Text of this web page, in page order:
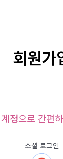
회원가
정으로 간편
소셜 로그인